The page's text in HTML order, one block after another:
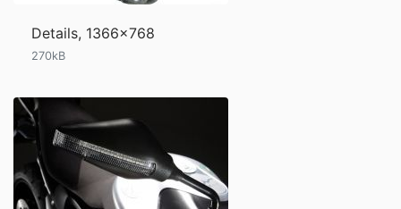
Details, 1366x768
270kB